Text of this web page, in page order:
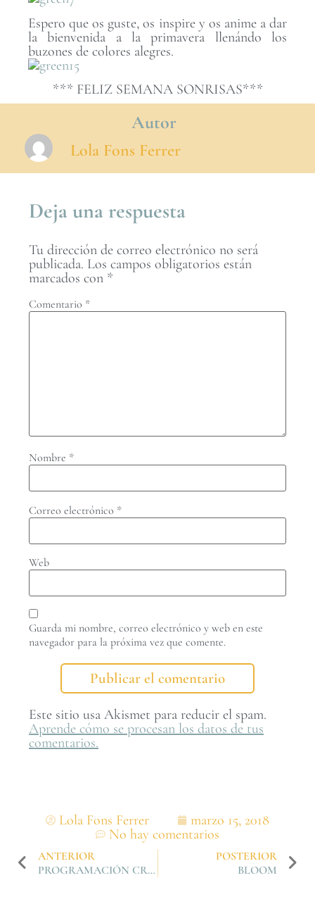
Espero que os guste, os inspire y os anime a dar
la bienvenida a la primavera llenándo los
buzones de colores alegres.
*** FELIZ SEMANA SONRISAS***
Autor
Lola Fons Ferrer
Deja una respuesta
Tu dirección de correo electrónico no será
publicada. Los campos obligatorios están
marcados con *
Comentario *
Nombre *
Correo electrónico *
Web
Guarda mi nombre, correo electrónico y web en este
navegador para la próxima vez que comente.
Este sitio usa Akismet para reducir el spam.
Aprende cómo se procesan los datos de tus
comentarios.
Lola Fons Ferrer
marzo 15, 2018
No hay comentarios
ANTERIOR
PROGRAMACIÓN CREATIVA PRIMAVERA 2018
POSTERIOR
BLOOM